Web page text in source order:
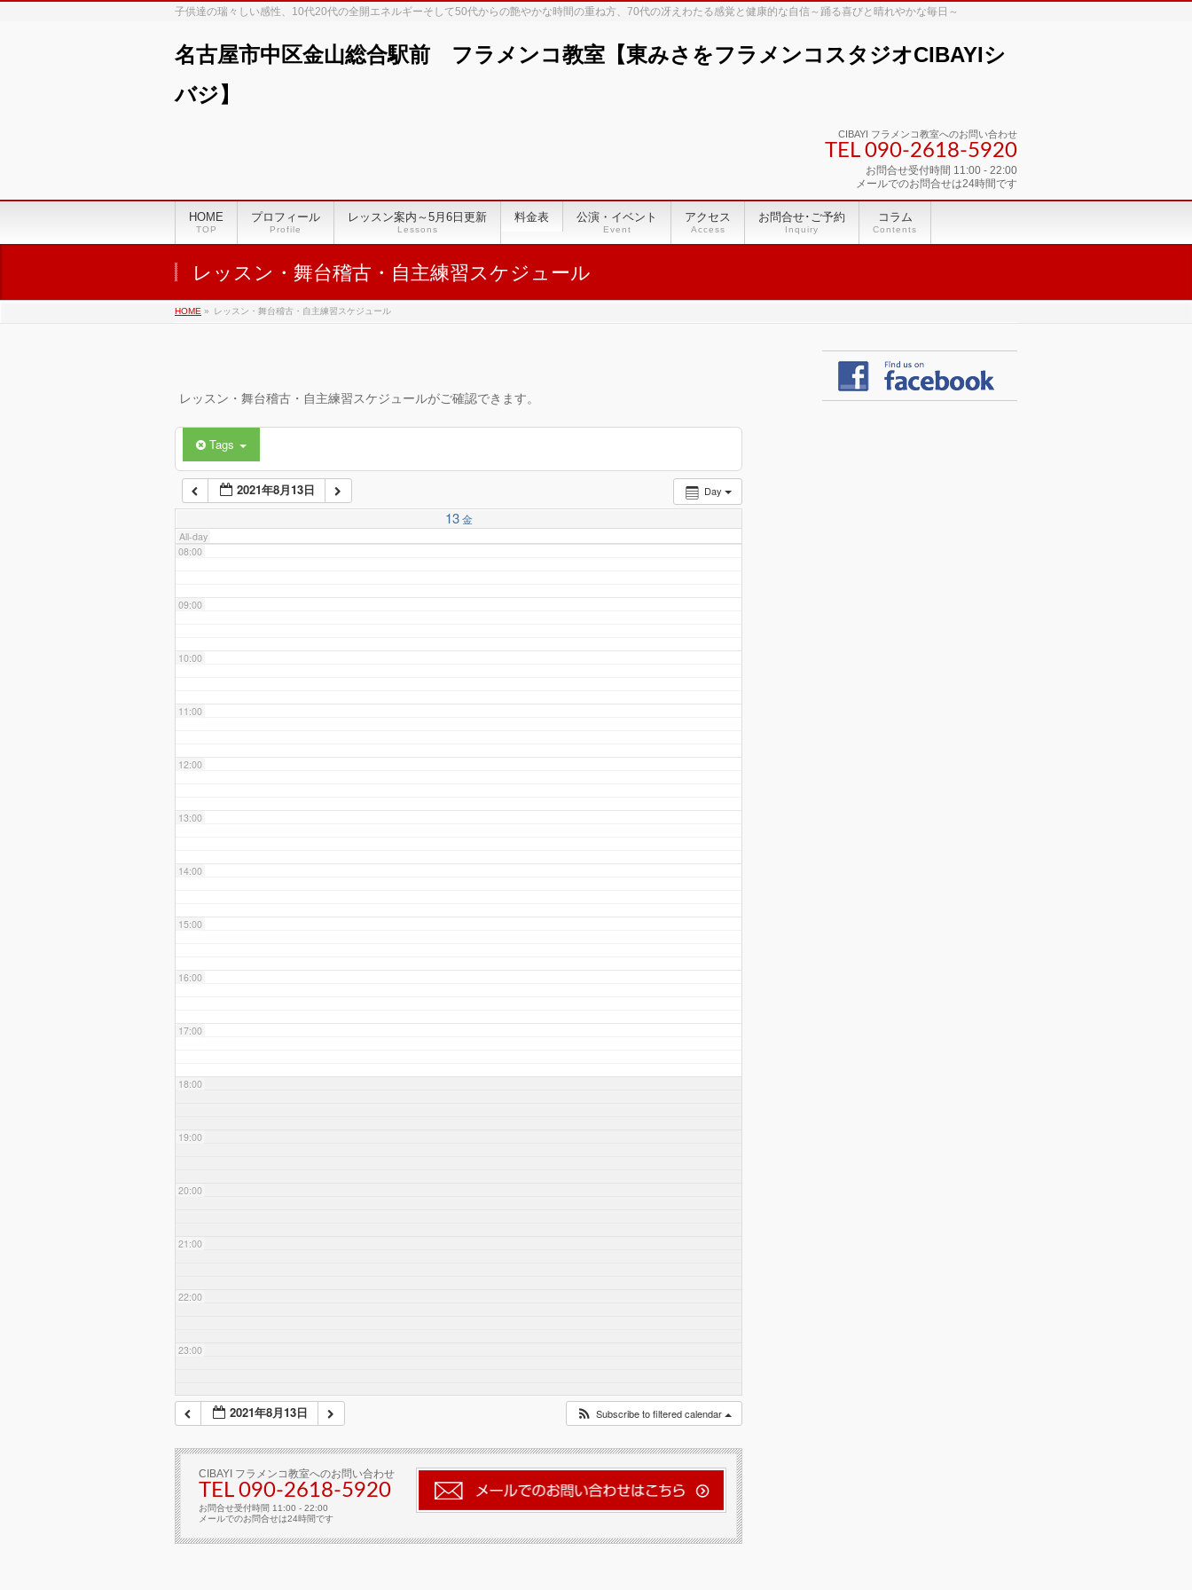
子供達の瑞々しい感性、10代20代の全開エネルギーそして50代からの艶やかな時間の重ね方、70代の冴えわたる感覚と健康的な自信～踊る喜びと晴れやかな毎日～
名古屋市中区金山総合駅前 フラメンコ教室【東みさをフラメンコスタジオCIBAYIシ
バジ】
CIBAYI フラメンコ教室へのお問い合わせ
TEL 090-2618‐5920
お問合せ受付時間 11:00 - 22:00
メールでのお問合せは24時間です
HOME
TOP
プロフィール
Profile
レッスン案内～5月6日更新
Lessons
料金表 公演・イベント
Event
アクセス
Access
お問合せ･ご予約
Inquiry
コラム
Contents
レッスン・舞台稽古・自主練習スケジュール
HOME » レッスン・舞台稽古・自主練習スケジュール
レッスン・舞台稽古・自主練習スケジュールがご確認できます。
Tags
Day
2021年8月13日
13 金
All-day
02:00
03:00
05:00
06:00
07:00
08:00
09:00
10:00
11:00
12:00
13:00
14:00
15:00
16:00
17:00
18:00
19:00
20:00
21:00
22:00
23:00
2021年8月13日 Subscribe to filtered calendar
CIBAYI フラメンコ教室へのお問い合わせ
TEL 090-2618‐5920
お問合せ受付時間 11:00 - 22:00
メールでのお問合せは24時間です